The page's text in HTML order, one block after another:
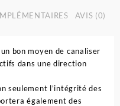
AVIS (0)
bon moyen de canaliser
dans une direction
seulement l’intégrité des
également des